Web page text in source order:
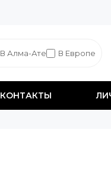
В Алма-Ате В Европе
КОНТАКТЫ